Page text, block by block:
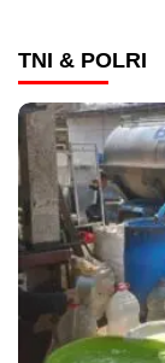
TNI & POLRI